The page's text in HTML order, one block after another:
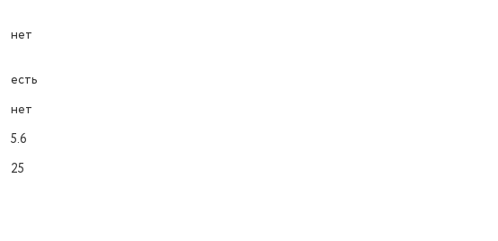
нет
есть
нет
5.6
25